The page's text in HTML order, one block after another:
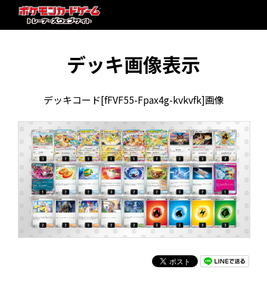
デッキ画像表示
デッキコード[fFVF55-Fpax4g-kvkvfk]画像